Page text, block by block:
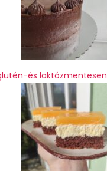
és laktózmentesen